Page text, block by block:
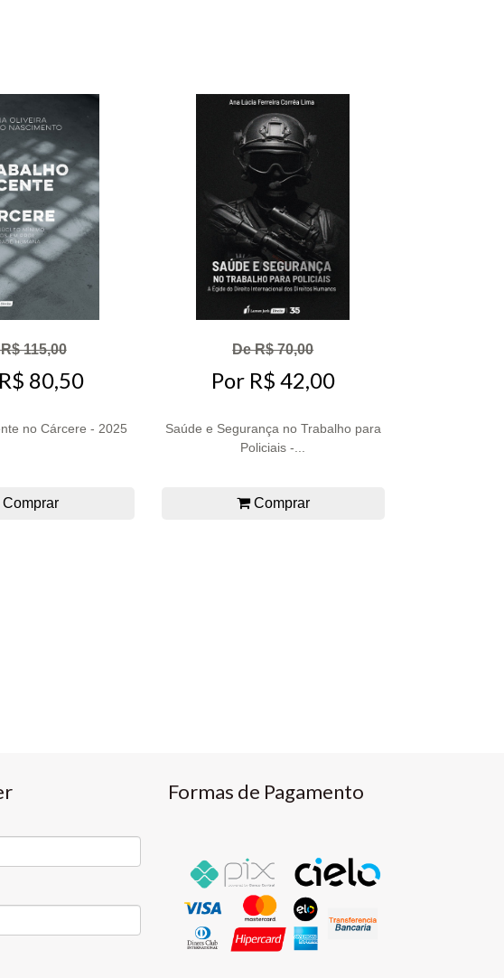
115,00
80,50
no Cárcere - 2025
Comprar
De R$ 70,00
Por R$ 42,00
Saúde e Segurança no Trabalho para
Policiais -...
Comprar
Formas de Pagamento